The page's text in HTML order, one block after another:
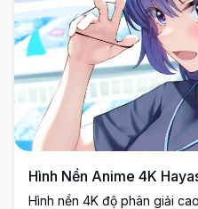
Hình Nền Anime 4K
Hình nền 4K độ phân giải